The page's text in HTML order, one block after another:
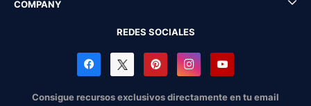
COMPANY
REDES SOCIALES
Consigue recursos exclusivos directamente en tu email